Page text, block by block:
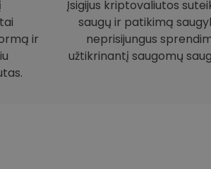
ir
Įsigijus kriptovaliutos
saugų ir patikimą
neprisijungus
užtikrinantį saugomų